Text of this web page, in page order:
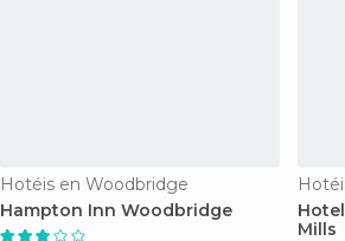
Hotéis en Woodbridge
Hampton Inn Woodbridge
Mills